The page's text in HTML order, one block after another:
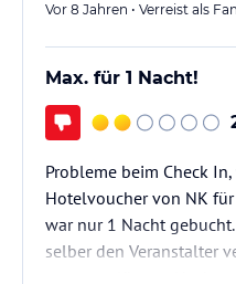
Vor 8 Jahren • Verreist als
Max. für 1 Nacht!
Probleme beim Check
Hotelvoucher von NK
war nur 1 Nacht
selber den Veranstalter